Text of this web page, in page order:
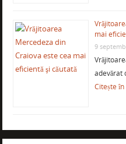
mai
9
adevărat
Citește